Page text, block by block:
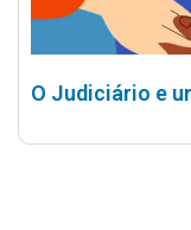
O Judiciário e